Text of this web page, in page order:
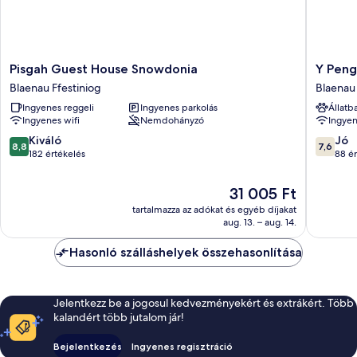
Pisgah
Guest
House
Snowdonia
Blaenau
Ffestiniog
Pisgah Guest House Snowdonia
Blaenau Ffestiniog
Ingyenes reggeli
Ingyenes parkolás
Ingyenes wifi
Nemdohányzó
8.8
ennyiből:
8,8 Kiváló
182 értékelés
Az
ár
31 005 Ft
31 005 Ft
tartalmazza az adókat és egyéb díjakat
aug. 13. – aug. 14.
Y
Blaenau
Y
7.6
7,6 Jó
88
Hasonló szálláshelyek összehasonlítása
Jelentkezz be a jogosul kedvezményekért és extrákért. Több
kalandért több jutalom jár!
Bejelentkezés Ingyenes regisztráció